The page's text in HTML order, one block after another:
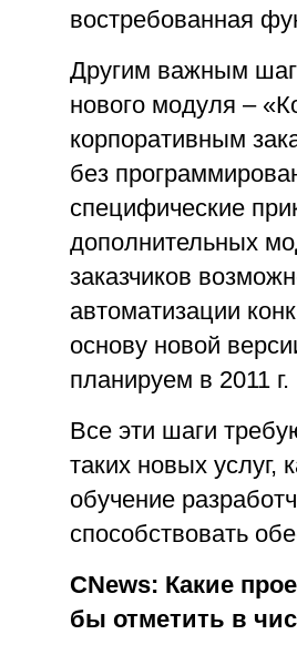
востребованная
Другим важным
нового модуля –
корпоративным
без
специфические
дополнительных
заказчиков
автоматизации
основу новой
планируем в 2011 г.
Все эти шаги
таких новых услуг,
обучение
способствовать
CNews: Какие
бы отметить в